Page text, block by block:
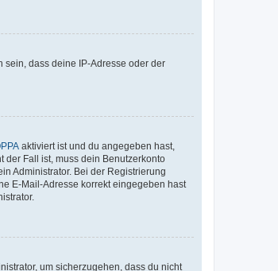
sein, dass deine IP-Adresse oder der
aktiviert ist und du angegeben hast,
der Fall ist, muss dein Benutzerkonto
Administrator. Bei der Registrierung
E-Mail-Adresse korrekt eingegeben hast
um sicherzugehen, dass du nicht